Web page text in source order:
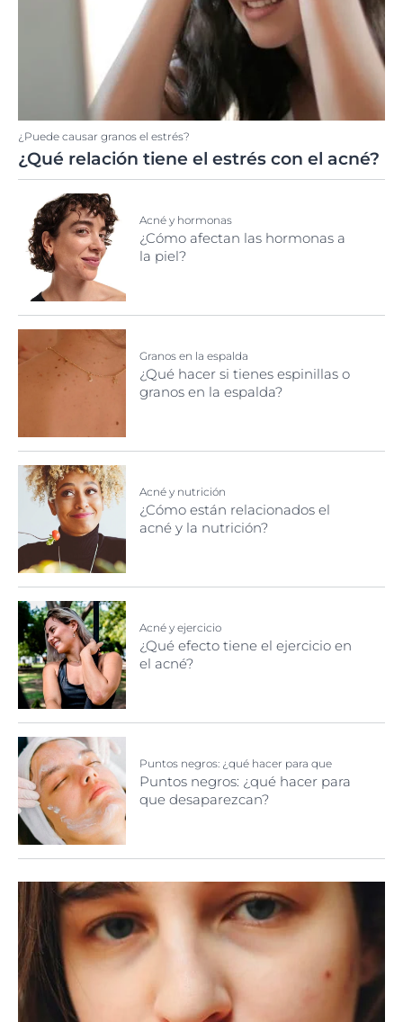
¿Puede causar granos el estrés?
¿Qué relación tiene el estrés con el acné?
Acné y hormonas
¿Cómo afectan las hormonas a
la piel?
Granos en la espalda
¿Qué hacer si tienes espinillas o
granos en la espalda?
Acné y nutrición
¿Cómo están relacionados el
acné y la nutrición?
Acné y ejercicio
¿Qué efecto tiene el ejercicio en
el acné?
Puntos negros: ¿qué hacer para que
desaparezcan?
Puntos negros: ¿qué hacer para
que desaparezcan?